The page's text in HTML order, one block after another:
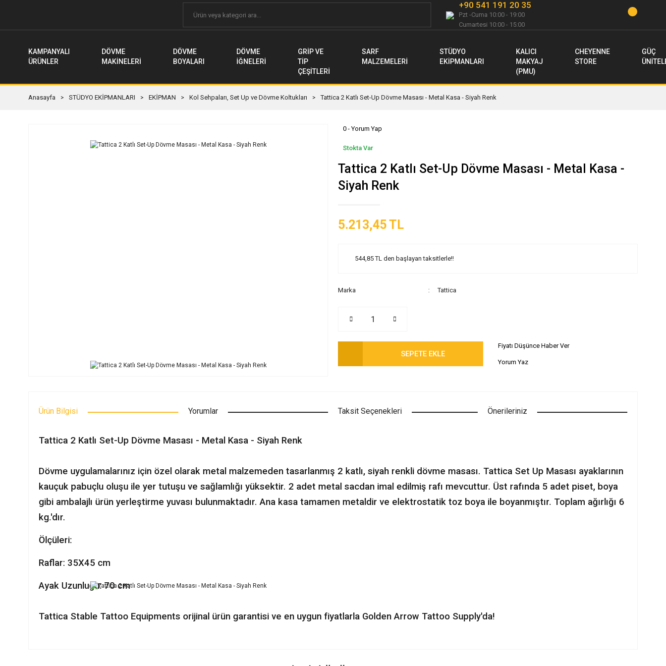
+90 541 191 20 35
Pzt -Cuma 10:00 - 19:00
Cumartesi 10:00 - 15:00
KAMPANYALI
ÜRÜNLER
DÖVME
MAKİNELERİ
DÖVME
BOYALARI
DÖVME
İĞNELERİ
GRİP VE
TİP
ÇEŞİTLERİ
SARF
MALZEMELERİ
STÜDYO
EKİPMANLARI
KALICI
MAKYAJ
(PMU)
CHEYENNE
STORE
GÜÇ
Anasayfa STÜDYO EKİPMANLARI EKİPMAN Kol Sehpaları, Set Up ve Dövme Koltukları Tattica 2 Katlı Set-Up Dövme Masası - Metal Kasa - Siyah Renk
0 - Yorum Yap
Stokta Var
Tattica 2 Katlı Set-Up Dövme Masası - Metal Kasa -
Siyah Renk
5.213,45 TL
544,85 TL den başlayan taksitlerle!!
Marka Tattica
SEPETE EKLE
Fiyatı Düşünce Haber Ver
Yorum Yaz
Ürün Bilgisi Yorumlar Taksit Seçenekleri Önerileriniz
Tattica 2 Katlı Set-Up Dövme Masası - Metal Kasa - Siyah Renk
Dövme uygulamalarınız için özel olarak metal malzemeden tasarlanmış 2 katlı, siyah renkli dövme masası. Tattica Set Up Masası ayaklarının
kauçuk pabuçlu oluşu ile yer tutuşu ve sağlamlığı yüksektir. 2 adet metal sacdan imal edilmiş rafı mevcuttur. Üst rafında 5 adet piset, boya
gibi ambalajlı ürün yerleştirme yuvası bulunmaktadır. Ana kasa tamamen metaldir ve elektrostatik toz boya ile boyanmıştır. Toplam ağırlığı 6
kg.'dır.
Ölçüleri:
Raflar: 35X45 cm
Ayak Uzunluğu: 70 cm
Tattica Stable Tattoo Equipments orijinal ürün garantisi ve en uygun fiyatlarla Golden Arrow Tattoo Supply'da!